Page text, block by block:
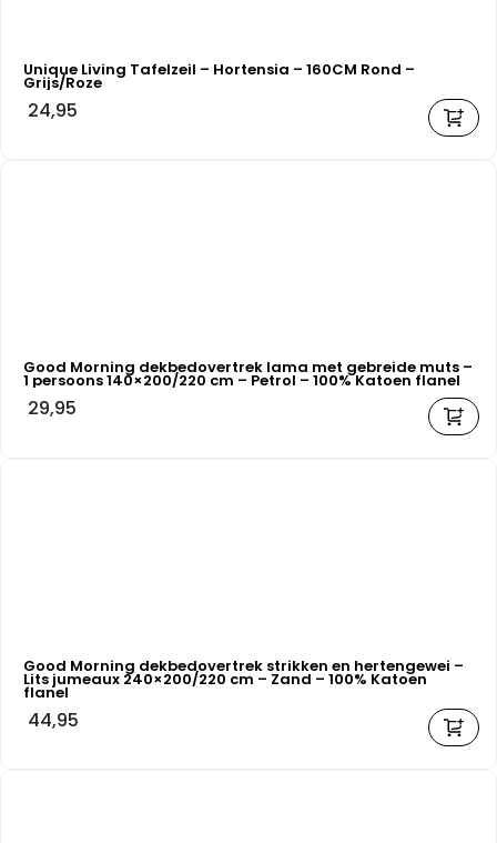
Unique Living Tafelzeil – Hortensia – 160CM Rond –
Grijs/Roze
24,95
Good Morning dekbedovertrek lama met gebreide muts –
1 persoons 140×200/220 cm – Petrol – 100% Katoen flanel
29,95
Good Morning dekbedovertrek strikken en hertengewei –
Lits jumeaux 240×200/220 cm – Zand – 100% Katoen
flanel
44,95